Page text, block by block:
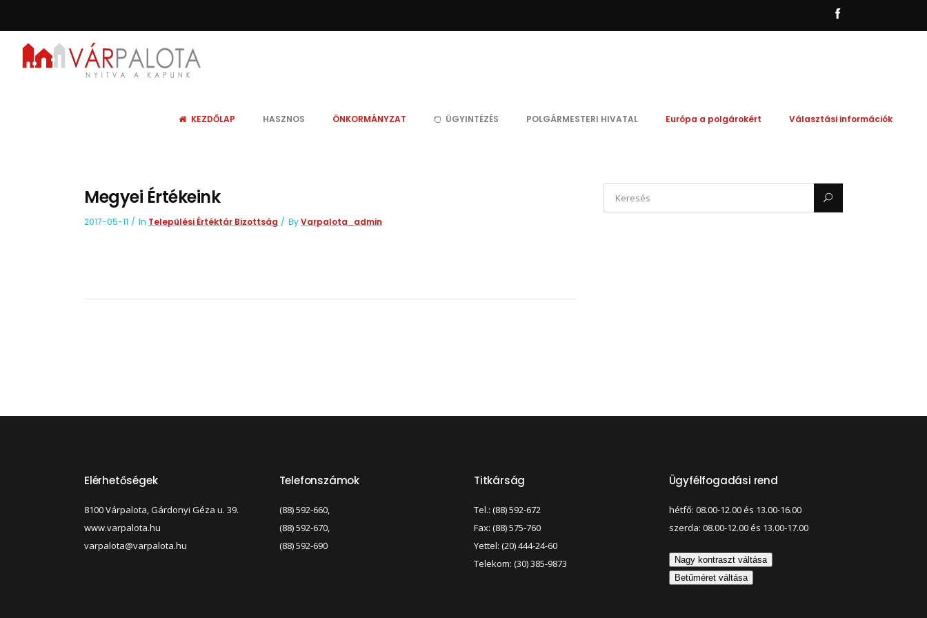
KEZDŐLAP HASZNOS ÖNKORMÁNYZAT ÜGYINTÉZÉS POLGÁRMESTERI HIVATAL Európa a polgárokért Választási információk
Megyei Értékeink
2017-05-11 In Települési Értéktár Bizottság ByVarpalota_admin
Elérhetőségek
8100 Várpalota, Gárdonyi Géza u. 39.
www.varpalota.hu
varpalota@varpalota.hu
Telefonszámok
(88) 592-660,
(88) 592-670,
(88) 592-690
Titkárság
Tel.: (88) 592-672
Fax: (88) 575-760
Yettel: (20) 444-24-60
Telekom: (30) 385-9873
Ügyfélfogadási rend
hétfő: 08.00-12.00 és 13.00-16.00
szerda: 08.00-12.00 és 13.00-17.00
Nagy kontraszt váltása
Betűméret váltása